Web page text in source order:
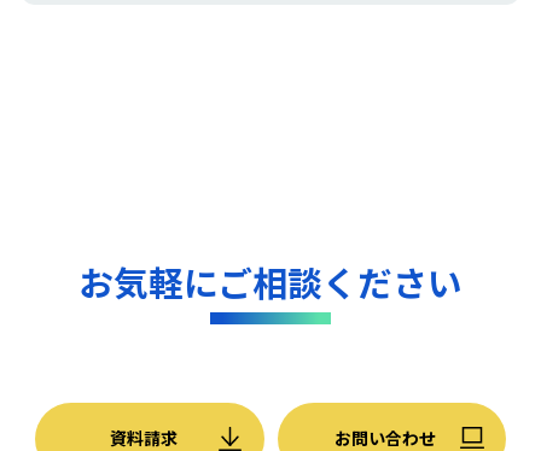
お気軽にご相談ください
資料請求 お問い合わせ